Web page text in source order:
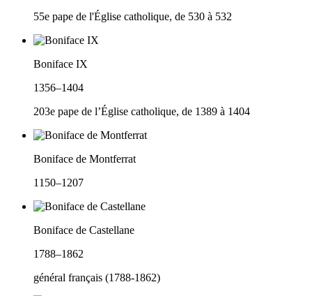
55e pape de l'Église catholique, de 530 à 532
Boniface IX
1356–1404
203e pape de l’Église catholique, de 1389 à 1404
Boniface de Montferrat
1150–1207
Boniface de Castellane
1788–1862
général français (1788-1862)